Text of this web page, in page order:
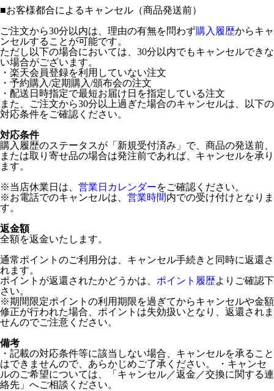
■お客様都合によるキャンセル（商品発送前）
ご注文から30分以内は、理由の有無を問わず購入履歴からキャ
ンセルすることが可能です。
ただし以下の場合においては、30分以内でもキャンセルできな
い場合がございます。
・楽天会員登録を利用していない注文
・予約購入/定期購入/頒布会の注文
・配送日時指定で最短お届け日を指定している注文
また、ご注文から30分以上過ぎた場合のキャンセルは、以下の
対応条件をご確認ください。
対応条件
購入履歴のステータスが「新規受付済み」で、商品の発送前、
または取り寄せ品の場合は発注前であれば、キャンセルを承り
ます。
※当店休業日は、 営業日カレンダーをご確認ください。
※お電話でのキャンセルは、 営業時間内での受け付けとなりま
す。
返金額
全額を返金いたします。
通常ポイントのご利用分は、キャンセル手続きと同時に返還さ
れます。
ポイントが返還されたかどうかは、 ポイント履歴よりご確認下
さい。
※期間限定ポイントの利用期限を過ぎてからキャンセルや金額
修正が行われた場合、ポイントは失効扱いとなり、返還されま
せんのでご注意ください。
備考
・記載の対応条件等に該当しない場合、キャンセルを承ること
はできませんので、あらかじめご了承ください。 ・キャンセ
ルのご希望については、「キャンセル／返金／交換に関する連
絡先」へご相談ください。